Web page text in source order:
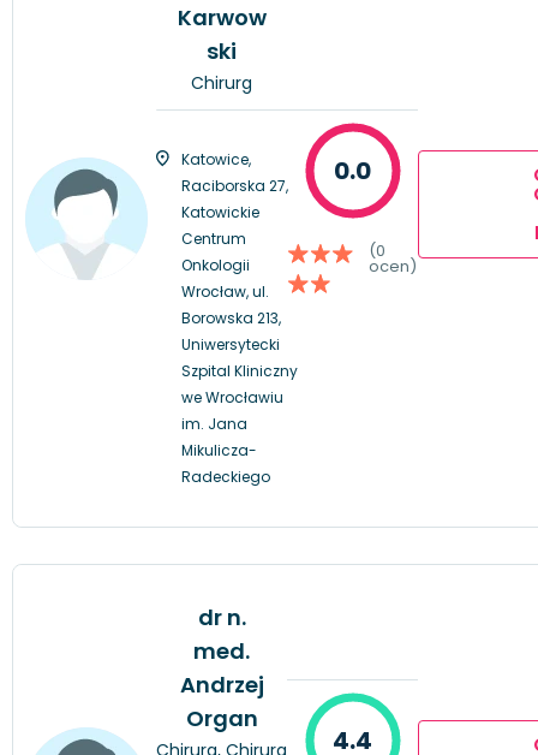
Karwow
ski
Chirurg
Katowice,
Raciborska 27,
Katowickie
Centrum
Onkologii
Wrocław, ul.
Borowska 213,
Uniwersytecki
Szpital Kliniczny
we Wrocławiu
im. Jana
Mikulicza-
Radeckiego
0.0
(0
ocen)
dr n.
med.
Andrzej
Organ
Chirurg, Chirurg 4.4